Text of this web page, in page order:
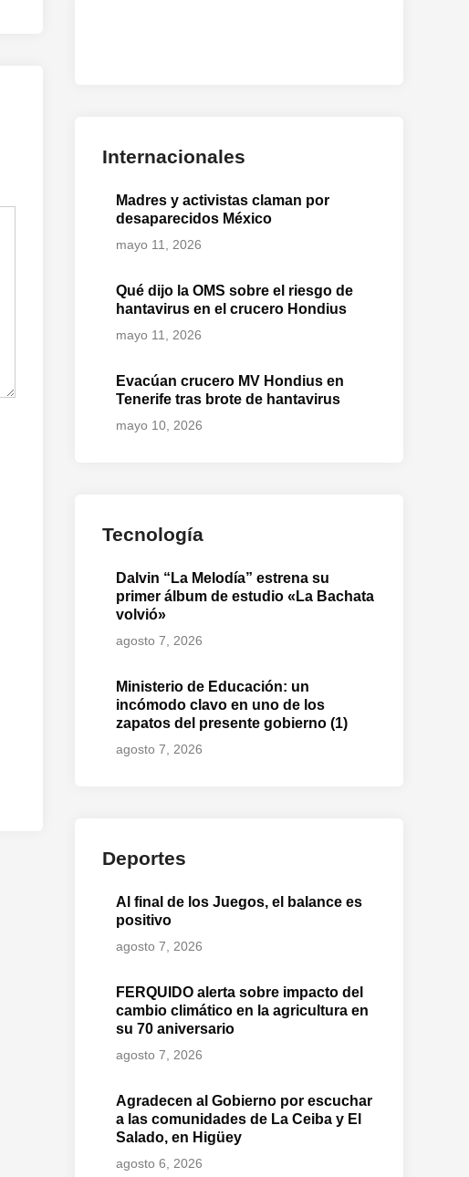
Internacionales
Madres y activistas claman por
desaparecidos México
mayo 11, 2026
Qué dijo la OMS sobre el riesgo de
hantavirus en el crucero Hondius
mayo 11, 2026
Evacúan crucero MV Hondius en
Tenerife tras brote de hantavirus
mayo 10, 2026
Tecnología
Dalvin “La Melodía” estrena su
primer álbum de estudio «La Bachata
volvió»
agosto 7, 2026
Ministerio de Educación: un
incómodo clavo en uno de los
zapatos del presente gobierno (1)
agosto 7, 2026
Deportes
Al final de los Juegos, el balance es
positivo
agosto 7, 2026
FERQUIDO alerta sobre impacto del
cambio climático en la agricultura en
su 70 aniversario
agosto 7, 2026
Agradecen al Gobierno por escuchar
a las comunidades de La Ceiba y El
Salado, en Higüey
agosto 6, 2026